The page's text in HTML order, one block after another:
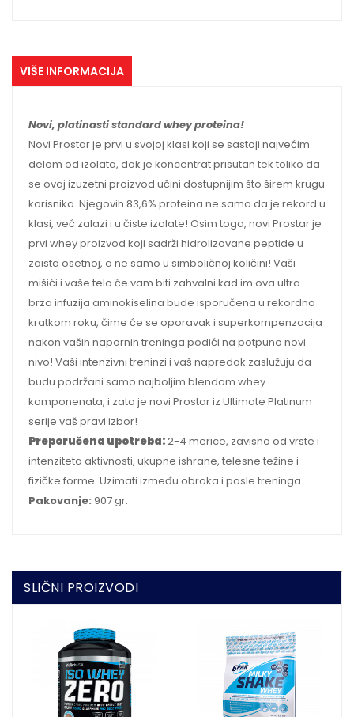
VIŠE INFORMACIJA
Novi, platinasti standard whey proteina!
Novi Prostar je prvi u svojoj klasi koji se sastoji najvećim
delom od izolata, dok je koncentrat prisutan tek toliko da
se ovaj izuzetni proizvod učini dostupnijim što širem krugu
korisnika. Njegovih 83,6% proteina ne samo da je rekord u
klasi, već zalazi i u čiste izolate! Osim toga, novi Prostar je
prvi whey proizvod koji sadrži hidrolizovane peptide u
zaista osetnoj, a ne samo u simboličnoj količini! Vaši
mišići i vaše telo će vam biti zahvalni kad im ova ultra-
brza infuzija aminokiselina bude isporučena u rekordno
kratkom roku, čime će se oporavak i superkompenzacija
nakon vaših napornih treninga podići na potpuno novi
nivo! Vaši intenzivni treninzi i vaš napredak zaslužuju da
budu podržani samo najboljim blendom whey
komponenata, i zato je novi Prostar iz Ultimate Platinum
serije vaš pravi izbor!
Preporučena upotreba:2-4 merice, zavisno od vrste i
intenziteta aktivnosti, ukupne ishrane, telesne težine i
fizičke forme. Uzimati između obroka i posle treninga.
Pakovanje: 907 gr.
SLIČNI PROIZVODI